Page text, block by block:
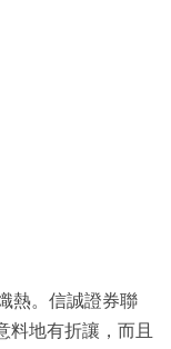
熱。信誠證券聯
料地有折讓，而且